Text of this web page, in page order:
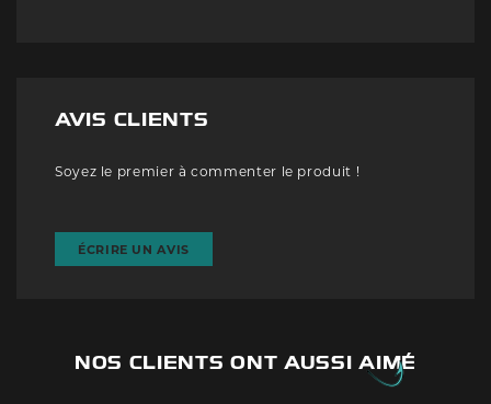
AVIS CLIENTS
Soyez le premier à commenter le produit !
ÉCRIRE UN AVIS
NOS CLIENTS ONT AUSSI AIMÉ